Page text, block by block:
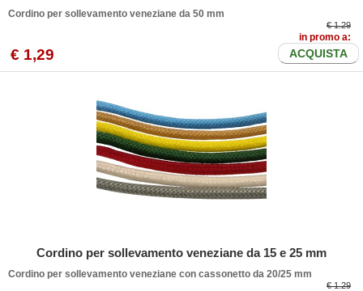
Cordino per sollevamento veneziane da 50 mm
€ 1.29
in promo a:
€ 1,29 ACQUISTA
Cordino per sollevamento veneziane da 15 e 25 mm
Cordino per sollevamento veneziane con cassonetto da 20/25 mm
€ 1.29